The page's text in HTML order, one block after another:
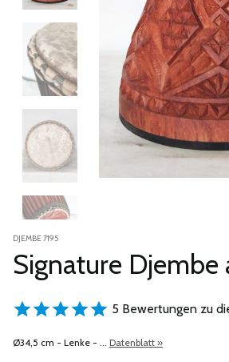
DJEMBE 7195
Signature Djembe
5 Bewertungen zu
Ø34,5 cm - Lenke - ... Datenblatt »